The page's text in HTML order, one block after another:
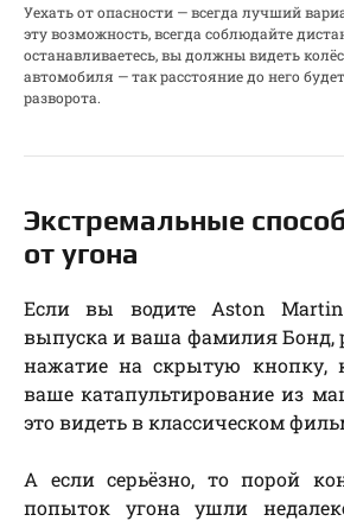
Уехать от опасности — всегда лучший
эту возможность, всегда соблюдайте
останавливаетесь, вы должны видеть
автомобиля — так расстояние до него
разворота.
Экстремальные
от угона
Если вы водите Aston Martin
выпуска и ваша фамилия Бонд,
нажатие на скрытую кнопку,
ваше катапультирование из
это видеть в классическом
А если серьёзно, то порой
попыток угона ушли